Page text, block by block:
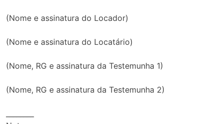
(Nome e assinatura do Locador)
(Nome e assinatura do Locatário)
(Nome, RG e assinatura da Testemunha 1)
(Nome, RG e assinatura da Testemunha 2)